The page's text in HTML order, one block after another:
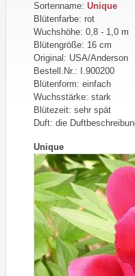
Sortenname: Unique
Blütenfarbe: rot
Wuchshöhe: 0,8 - 1,0 m
Blütengröße: 16 cm
Original: USA/Anderson
Bestell.Nr.: I.900200
Blütenform: einfach
Wuchsstärke: stark
Blütezeit: sehr spät
Duft: die
Unique